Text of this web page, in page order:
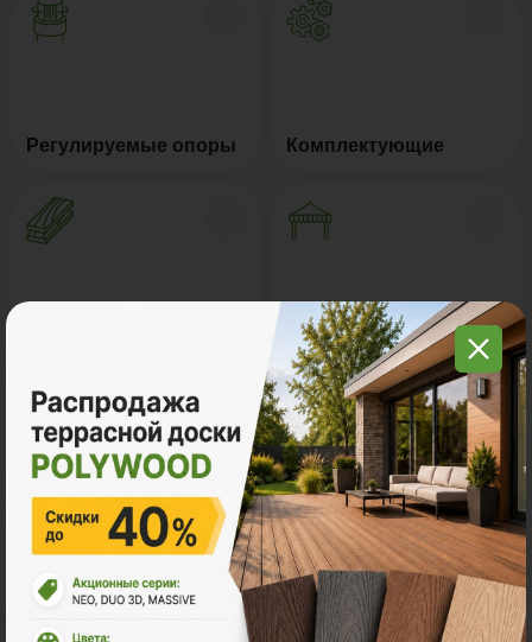
Регулируемые опоры Комплектующие
Маркизы и перголы
Грядки из ДПК Керамогранит